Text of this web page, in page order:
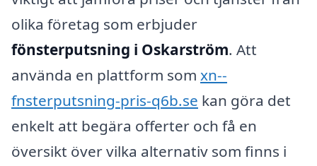
olika företag som erbjuder
fönsterputsning i Oskarström. Att
använda en plattform som xn--
fnsterputsning-pris-q6b.se kan göra det
enkelt att begära offerter och få en
översikt över vilka alternativ som finns i